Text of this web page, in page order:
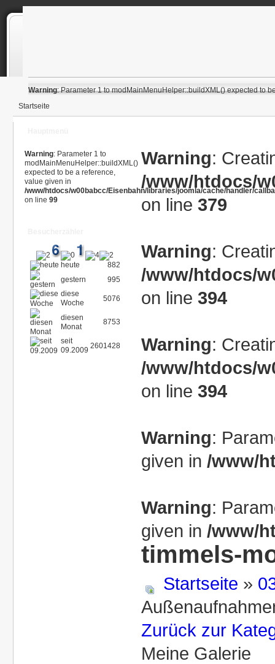
Warning: Parameter 1 to modMainMenuHelper::buildXML() expected to
Startseite
Warning: Parameter 1 to
modMainMenuHelper::buildXML()
expected to be a reference,
value given in
/www/htdocs/w00babcc/Eisenbahn/libraries/joomla/cache/handler/
on line 99
heute
882
gestern
995
diese
Woche
5076
diesen
Monat
8753
seit
09.2009 2601428
Warning:
/www/htdocs/
on line 379
Warning:
/www/htdocs/
on line 394
Warning:
/www/htdocs/
on line 394
Warning:
given in /www/
Warning:
given in /www/
timmels-
Startseite »
Zurück zur
Meine Galerie